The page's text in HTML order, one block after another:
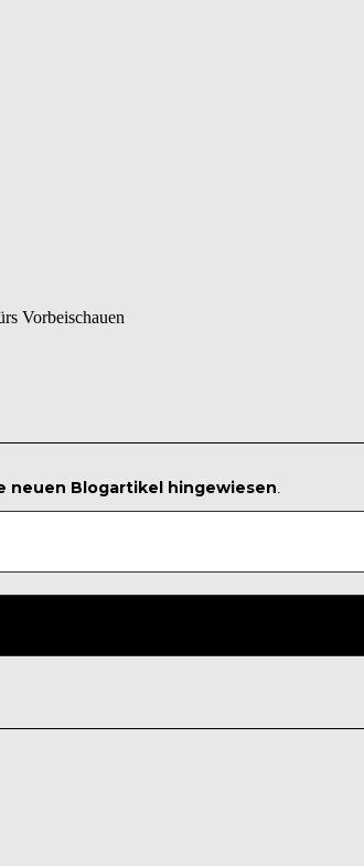
Vorbeischauen
neuen Blogartikel hingewiesen